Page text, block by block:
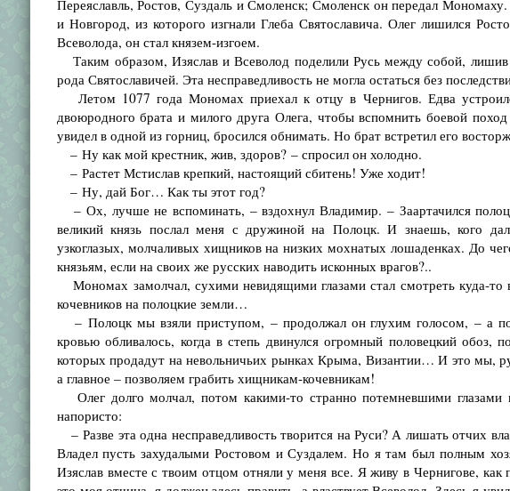
Переяславль, Ростов, Суздаль и Смоленск; Смоленск он передал
и Новгород, из которого изгнали Глеба Святославича. Олег лишился
Всеволода, он стал князем-изгоем.
Таким образом, Изяслав и Всеволод поделили Русь между собой, лишив
рода Святославичей. Эта несправедливость не могла остаться без
Летом 1077 года Мономах приехал к отцу в Чернигов. Едва
двоюродного брата и милого друга Олега, чтобы вспомнить боевой
увидел в одной из горниц, бросился обнимать. Но брат встретил его
– Ну как мой крестник, жив, здоров? – спросил он холодно.
– Растет Мстислав крепкий, настоящий сбитень! Уже ходит!
– Ну, дай Бог… Как ты этот год?
– Ох, лучше не вспоминать, – вздохнул Владимир. – Заартачился
великий князь послал меня с дружиной на Полоцк. И знаешь, кого
узкоглазых, молчаливых хищников на низких мохнатых лошаденках. До
князьям, если на своих же русских наводить исконных врагов?..
Мономах замолчал, сухими невидящими глазами стал смотреть куда-то
кочевников на полоцкие земли…
– Полоцк мы взяли приступом, – продолжал он глухим голосом, – а
кровью обливалось, когда в степь двинулся огромный половецкий обоз,
которых продадут на невольничьих рынках Крыма, Византии… И это мы,
а главное – позволяем грабить хищникам-кочевникам!
Олег долго молчал, потом какими-то странно потемневшими глазами
напористо:
– Разве эта одна несправедливость творится на Руси? А лишать отчих
Владел пусть захудалыми Ростовом и Суздалем. Но я там был полным
Изяслав вместе с твоим отцом отняли у меня все. Я живу в Чернигове,